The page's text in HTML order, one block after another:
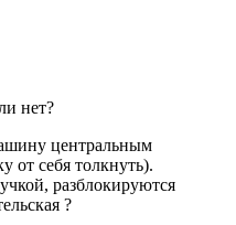
нет?
центральным
от себя толкнуть).
разблокируются
?